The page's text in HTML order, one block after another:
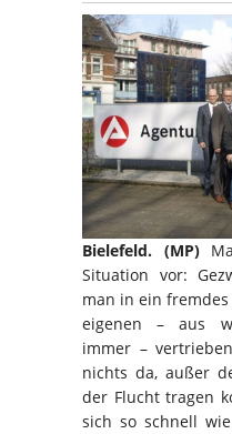
Bielefeld. (MP)
Situation vor:
man in ein
eigenen – aus
immer –
nichts da, außer
der Flucht tragen
sich so schnell